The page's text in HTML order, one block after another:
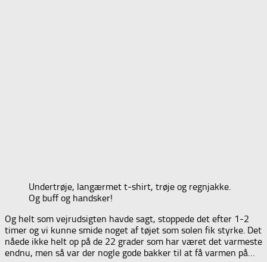
Undertrøje, langærmet t-shirt, trøje og regnjakke.
Og buff og handsker!
Og helt som vejrudsigten havde sagt, stoppede det efter 1-2
timer og vi kunne smide noget af tøjet som solen fik styrke. Det
nåede ikke helt op på de 22 grader som har været det varmeste
endnu, men så var der nogle gode bakker til at få varmen på…